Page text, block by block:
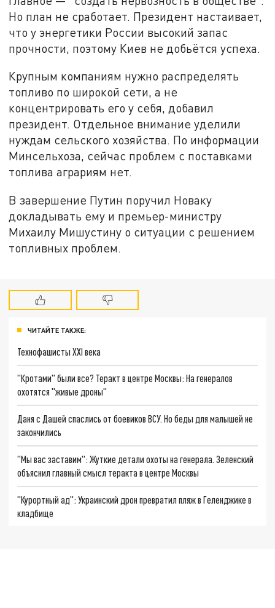
Но план не сработает. Президент настаивает,
что у энергетики России высокий запас
прочности, поэтому Киев не добьётся успеха.
Крупным компаниям нужно распределять
топливо по широкой сети, а не
концентрировать его у себя, добавил
президент. Отдельное внимание уделили
нуждам сельского хозяйства. По информации
Минсельхоза, сейчас проблем с поставками
топлива аграриям нет.
В завершение Путин поручил Новаку
докладывать ему и премьер-министру
Михаилу Мишустину о ситуации с решением
топливных проблем.
ЧИТАЙТЕ ТАКЖЕ:
Технофашисты XXI века
"Кротами" были все? Теракт в центре Москвы: На генералов
охотятся "живые дроны"
Даня с Дашей спаслись от боевиков ВСУ. Но беды для малышей не
закончились
"Мы вас заставим": Жуткие детали охоты на генерала. Зеленский
объяснил главный смысл теракта в центре Москвы
"Курортный ад": Украинский дрон превратил пляж в Геленджике в
кладбище